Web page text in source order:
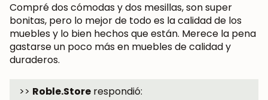
Compré dos cómodas y dos mesillas, son super
bonitas, pero lo mejor de todo es la calidad de los
muebles y lo bien hechos que están. Merece la pena
gastarse un poco más en muebles de calidad y
duraderos.
>> Roble.Store respondió: